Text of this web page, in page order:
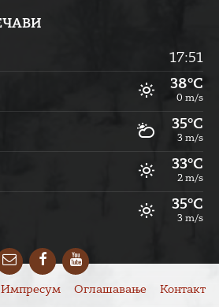
17:51
38°C
0 m/s
35°C
3 m/s
33°C
2 m/s
35°C
3 m/s
EmailFacebookYouTube
Импресум Оглашавање Контакт